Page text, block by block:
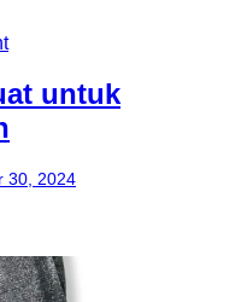
untuk
30, 2024